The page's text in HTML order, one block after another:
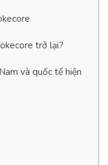
trở lại?
và quốc tế hiện